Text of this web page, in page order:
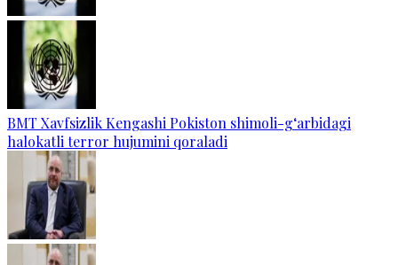
BMT Xavfsizlik Kengashi Pokiston shimoli-g‘arbidagi
halokatli terror hujumini qoraladi